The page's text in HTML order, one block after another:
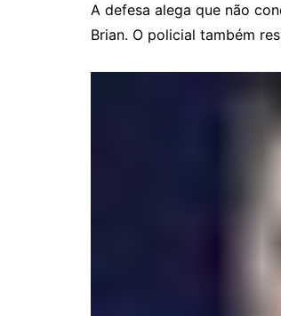
A defesa alega que não
Brian. O policial também